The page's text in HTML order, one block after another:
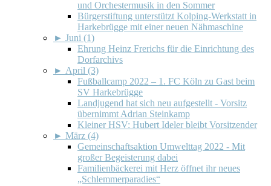
und Orchestermusik in den Sommer
Bürgerstiftung unterstützt Kolping-Werkstatt in
Harkebrügge mit einer neuen Nähmaschine
► Juni (1)
Ehrung Heinz Frerichs für die Einrichtung des
Dorfarchivs
► April (3)
Fußballcamp 2022 – 1. FC Köln zu Gast beim
SV Harkebrügge
Landjugend hat sich neu aufgestellt - Vorsitz
übernimmt Adrian Steinkamp
Kleiner HSV: Hubert Ideler bleibt Vorsitzender
► März (4)
Gemeinschaftsaktion Umwelttag 2022 - Mit
großer Begeisterung dabei
Familienbäckerei mit Herz öffnet ihr neues
„Schlemmerparadies“